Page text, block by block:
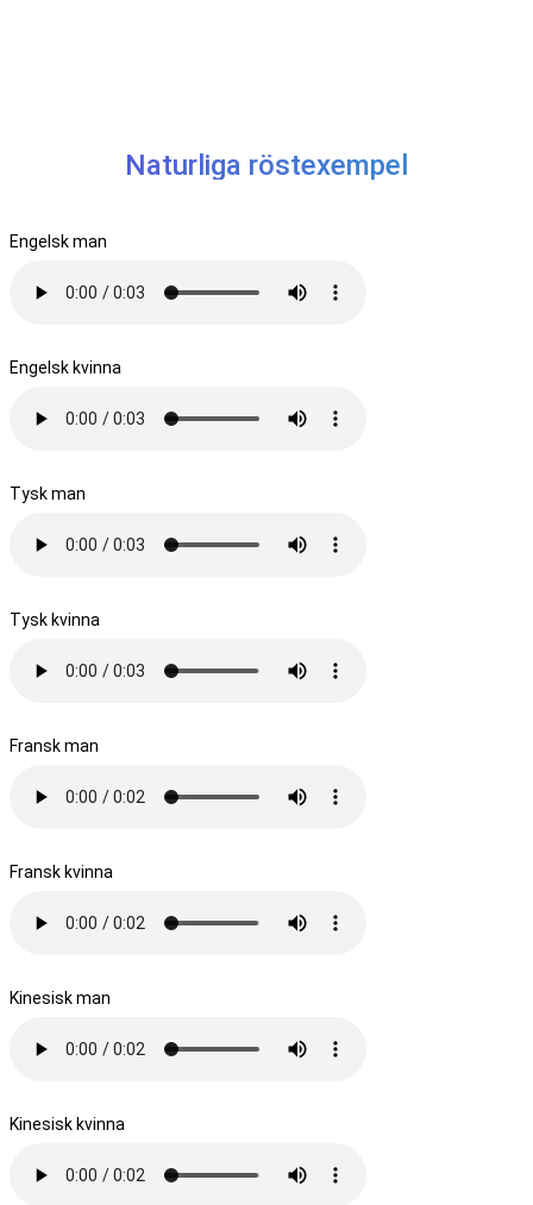
Naturliga röstexempel
Engelsk man
Engelsk kvinna
Tysk man
Tysk kvinna
Fransk man
Fransk kvinna
Kinesisk man
Kinesisk kvinna